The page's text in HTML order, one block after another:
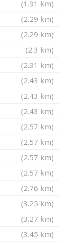
(1.91 km)
(2.29 km)
(2.29 km)
(2.3 km)
(2.31 km)
(2.43 km)
(2.43 km)
(2.43 km)
(2.57 km)
(2.57 km)
(2.57 km)
(2.57 km)
(2.76 km)
(3.25 km)
(3.27 km)
(3.45 km)